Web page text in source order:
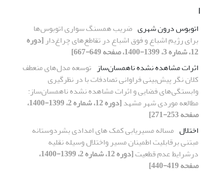
ا
اتوبوس درون شهری ضریب همسنگ سواری اتوبوس‌ها
برای رژیم اشباع و فوق اشباع در تقاطع‌های چراغ‌دار [دوره
12، شماره 3، 1399-1400، صفحه 649-667]
اثرات مشاهده نشده ناهمسان‌ساز توسعه مدل‌های منعطف
کلان نگر پیش‌بینی فراوانی تصادفات با در نظرگیری
وابستگی‌های فضایی و اثرات مشاهده نشده ناهمسان‌ساز:
مطالعه موردی شهر مشهد
[دوره 12، شماره 2، 1399-1400،
صفحه 253-271]
اختلال مساله مسیریابی کمک های امدادی بشردوستانه
مبتنی برقابلیت اطمینان مسیر واختلال وسیله نقلیه
درشرایط عدم قطعیت
[دوره 12، شماره 2، 1399-1400،
صفحه 419-440]